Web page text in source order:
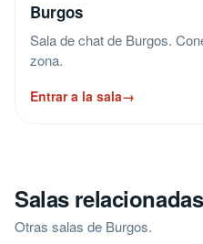
Burgos
Sala de chat de Burgos.
zona.
Entrar a la sala→
Salas relacionadas
Otras salas de Burgos.